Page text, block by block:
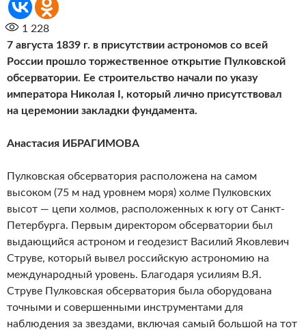
1 228
7 августа 1839 г. в присутствии астрономов со всей
России прошло торжественное открытие Пулковской
обсерватории. Ее строительство начали по указу
императора Николая I, который лично присутствовал
на церемонии закладки фундамента.
Анастасия ИБРАГИМОВА
Пулковская обсерватория расположена на самом
высоком (75 м над уровнем моря) холме Пулковских
высот — цепи холмов, расположенных к югу от Санкт-
Петербурга. Первым директором обсерватории был
выдающийся астроном и геодезист Василий Яковлевич
Струве, который вывел российскую астрономию на
международный уровень. Благодаря усилиям В.Я.
Струве Пулковская обсерватория была оборудована
точными и совершенными инструментами для
наблюдения за звездами, включая самый большой на тот